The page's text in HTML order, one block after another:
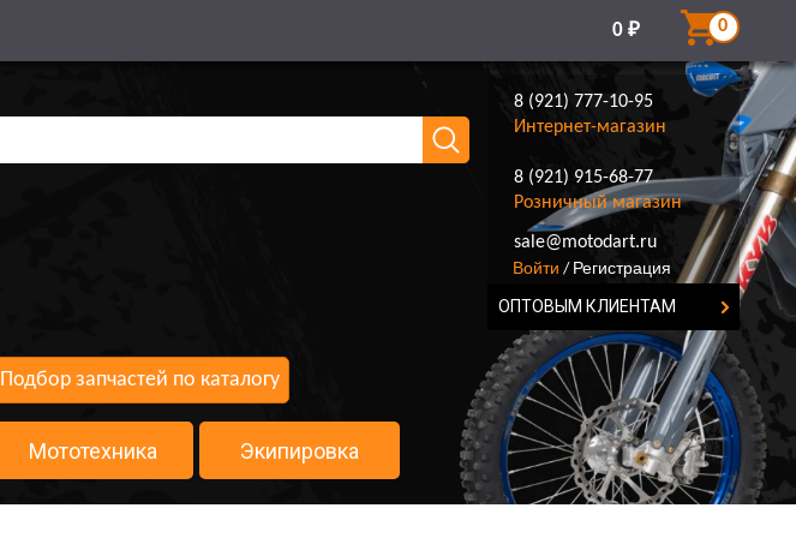
0 ₽ 0
8 (921) 777-10-95
Интернет-магазин
8 (921) 915-68-77
Розничный магазин
8 (921) 777-10-95
sale@motodart.ru
Войти / Регистрация
ОПТОВЫМ КЛИЕНТАМ
Подбор запчастей по каталогу
Мототехника Экипировка